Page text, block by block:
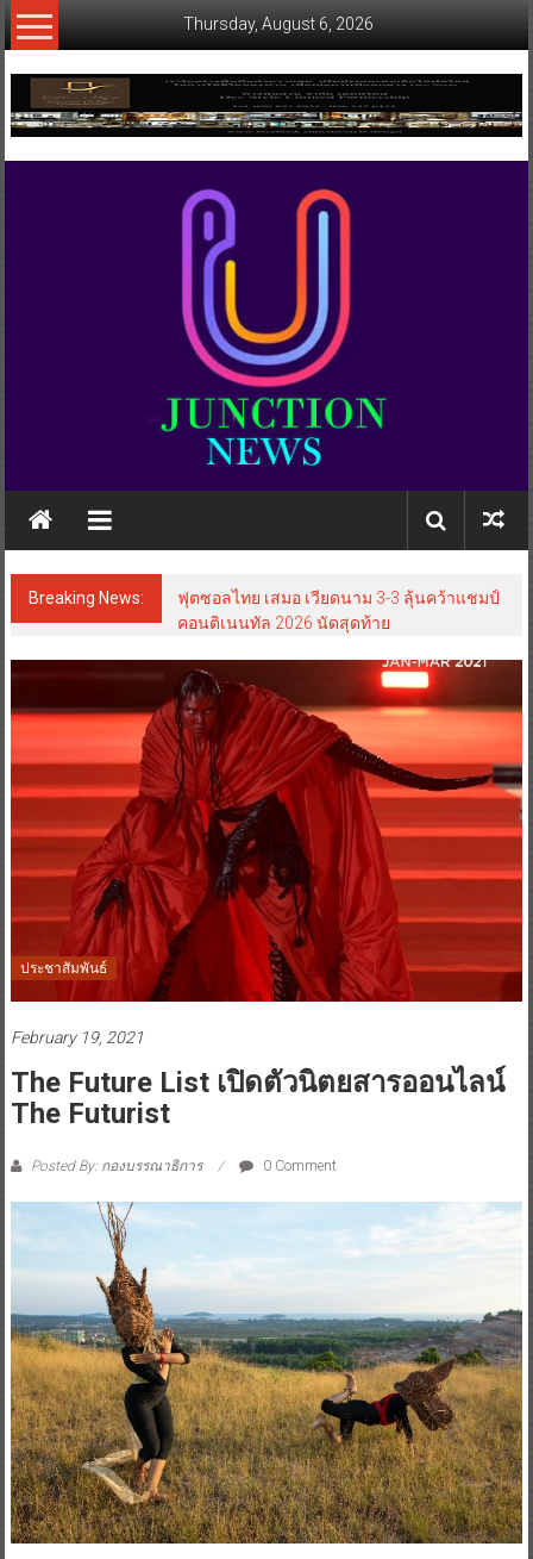
Skip
to
Thursday, August 6, 2026
www.ujunctionnews.com
เว็บ
ข่าว
Breaking News:
ฟุตซอลไทย เสมอ เวียดนาม 3-3 ลุ้นคว้าแชมป์
คอนติเนนทัล 2026 นัดสุดท้าย
ประชาสัมพันธ์
February 19, 2021
The Future List เปิดตัวนิตยสารออนไลน์
The Futurist
Posted By: กองบรรณาธิการ 0 Comment